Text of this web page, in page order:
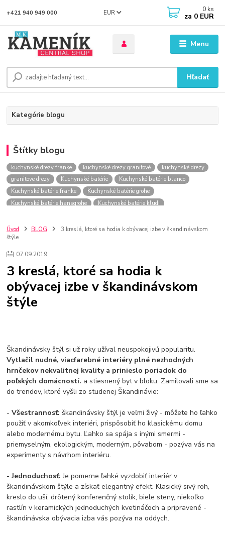
Menu
EUR
Hľadať
+421 940 949 000 0 ks
za 0 EUR
Kategórie blogu
Štítky blogu
kuchynské drezy franke kuchynské drezy granitové
kuchynské drezy
granitove drezy
Kuchynské batérie
Kuchynské batérie blanco
Kuchynské batérie franke
Kuchynské batérie grohe
Kuchynské batérie hansgrohe
Kuchynské batérie kludi
kuchynské batérie sagittarius
kuchynské batérie
vodovodné batérie
vodovodné batérie do kuchyne
kuchynské drezy sety
bidetové batérie
vaňové batérie
sprchové batérie
vodovodné batérie blanco
vodovodné batérie do steny
vodovodné batérie grohe
Umývadlá
retro kúpeľne
Nákup tovaru pre firmy bez DPH
Bez DPH
Ako znížiť náklady
Ako znížiť náklady na firmu
szco nakup bez dph
szco nakup bez dph nakupovanie na firmu bez dph
nákup bez dph v eu ň
Úvod BLOG
3 kreslá, ktoré sa hodia k obývacej izbe v škandinávskom
štýle
07.09.2019
3 kreslá, ktoré sa hodia k
obývacej izbe v škandinávskom
štýle
Škandinávsky štýl si už roky užíval neuspokojivú popularitu.
Vytlačil nudné, viacfarebné interiéry plné nezhodných
hrnčekov nekvalitnej kvality a prinieslo poriadok do
poľských domácností. a stiesnený byt v bloku. Zamilovali sme sa
do trendov, ktoré vyšli zo studenej Škandinávie:
- Všestrannosť: škandinávsky štýl je veľmi živý - môžete ho ľahko
použiť v akomkoľvek interiéri, prispôsobiť ho klasickému domu
alebo modernému bytu. Ľahko sa spája s inými smermi -
priemyselným, ekologickým, moderným, pôvabom - pozýva vás na
experimenty s návrhom interiéru.
- Jednoduchosť:Je pomerne ľahké vyzdobiť interiér v
škandinávskom štýle a získať elegantný efekt. Klasický sivý roh,
kreslo do uší, drôtený konferenčný stolík, biele steny, niekoľko
rastlín v keramických jednoduchých kvetináčoch a pripravené -
škandinávska obývacia izba vás pozýva na oddych.